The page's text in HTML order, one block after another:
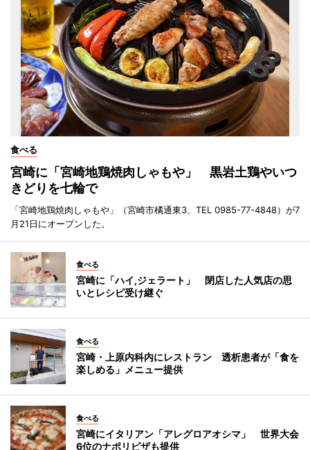
食べる
宮崎に「宮崎地鶏焼肉しゃもや」 黒岩土鶏やいつ
きどりを七輪で
「宮崎地鶏焼肉しゃもや」（宮崎市橘通東3、TEL 0985-77-4848）が7
月21日にオープンした。
食べる
宮崎に「ハイ,ジェラート」 閉店した人気店の思
いとレシピ受け継ぐ
食べる
宮崎・上原内科内にレストラン 透析患者が「食を
楽しめる」メニュー提供
食べる
宮崎にイタリアン「アレグロアオシマ」 世界大会
6位のナポリピザも提供